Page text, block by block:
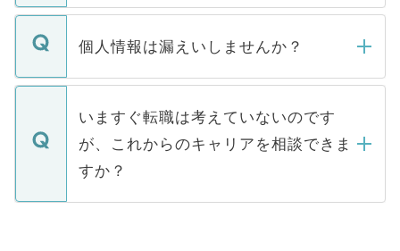
ません。
■応募殺到を避けるため 人気のある医療機
関を公にしてしまうと、応募が殺到する場
に、医療機関が求める条件に合った人材の
みを人材紹介会社に依頼するケースが増え
ています。
転職・入職を強要することは一切ありませ
ん。また、仮に応募先から内定をいただい
定を承諾する必要はありません。内定先へ
の辞退の連絡はキャリアパートナーが行い
個人情報は漏えいしませんか？
個人情報が漏えいすることはありませんの
で、ご安心ください。当サイトからの登録
などで収集したご登録者様の個人情報は、
ご本人のキャリアアップおよび転職活動の
支援を目的に使用いたします。お預かりし
ているすべての個人データはご本人の許可
いますぐ転職は考えていないのです
が、これからのキャリアを相談できま
すか？